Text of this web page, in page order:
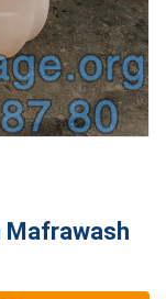
Mafrawash